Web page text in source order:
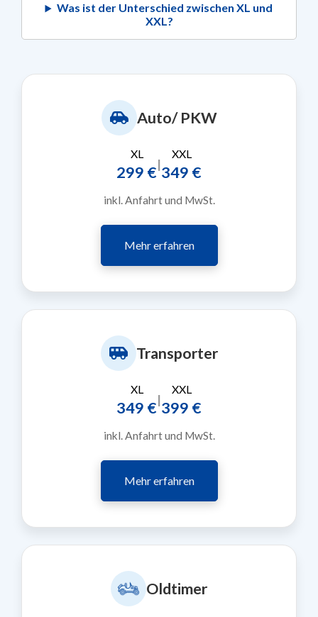
Was ist der Unterschied zwischen XL und
XXL?
Auto/ PKW
XL
299 €|
XXL
349 €
inkl. Anfahrt und MwSt.
Mehr erfahren
Transporter
XL
349 €|
XXL
399 €
inkl. Anfahrt und MwSt.
Mehr erfahren
Oldtimer